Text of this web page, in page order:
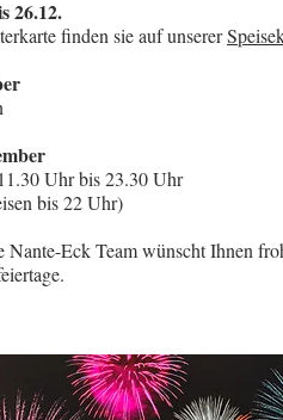
26.12.
finden sie auf unserer
Uhr bis 23.30 Uhr
bis 22 Uhr)
Nante-Eck Team wünscht Ihnen